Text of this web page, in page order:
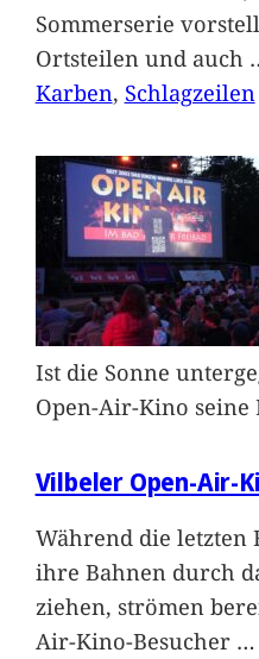
Sommerserie
Ortsteilen und auch
Karben, Schlagzeilen
Ist die Sonne
Open-Air-Kino seine
Vilbeler Open-Air-
Während die letzten
ihre Bahnen durch
ziehen, strömen
Air-Kino-Besucher …